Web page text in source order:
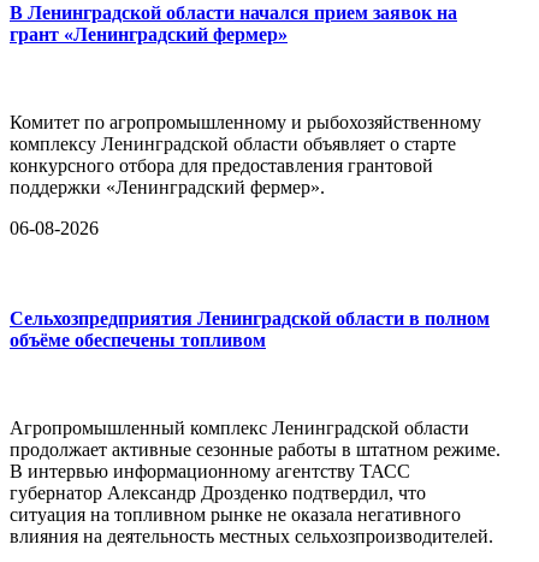
В Ленинградской области начался прием заявок на
грант «Ленинградский фермер»
Комитет по агропромышленному и рыбохозяйственному
комплексу Ленинградской области объявляет о старте
конкурсного отбора для предоставления грантовой
поддержки «Ленинградский фермер».
06-08-2026
Сельхозпредприятия Ленинградской области в полном
объёме обеспечены топливом
Агропромышленный комплекс Ленинградской области
продолжает активные сезонные работы в штатном режиме.
В интервью информационному агентству ТАСС
губернатор Александр Дрозденко подтвердил, что
ситуация на топливном рынке не оказала негативного
влияния на деятельность местных сельхозпроизводителей.